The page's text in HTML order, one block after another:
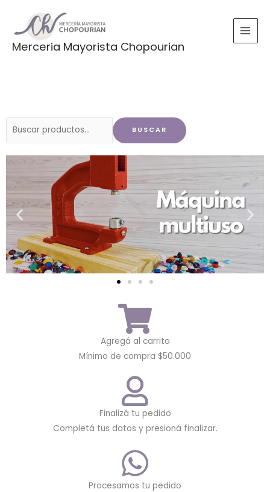
contenido
Merceria Mayorista Chopourian
Buscar
BUSCAR
Agregá al carrito
Mínimo de compra $50.000
Finalizá tu pedido
Completá tus datos y presioná finalizar.
Procesamos tu pedido